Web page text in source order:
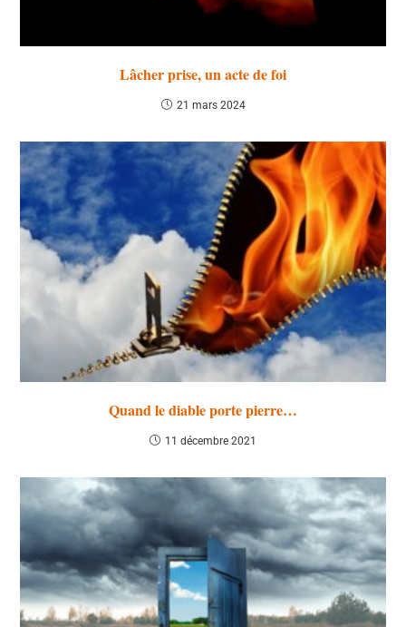
Lâcher prise, un acte de foi
21 mars 2024
Quand le diable porte pierre…
11 décembre 2021